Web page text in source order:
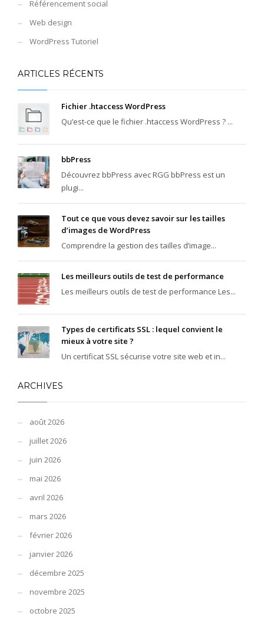
Référencement social
Web design
WordPress Tutoriel
ARTICLES RÉCENTS
Fichier .htaccess WordPress
Qu’est-ce que le fichier .htaccess WordPress ? ...
bbPress
Découvrez bbPress avec RGG bbPress est un
plugi...
Tout ce que vous devez savoir sur les tailles
d’images de WordPress
Comprendre la gestion des tailles d’image...
Les meilleurs outils de test de performance
Les meilleurs outils de test de performance Les...
Types de certificats SSL : lequel convient le
mieux à votre site ?
Un certificat SSL sécurise votre site web et in...
ARCHIVES
août 2026
juillet 2026
juin 2026
mai 2026
avril 2026
mars 2026
février 2026
janvier 2026
décembre 2025
novembre 2025
octobre 2025